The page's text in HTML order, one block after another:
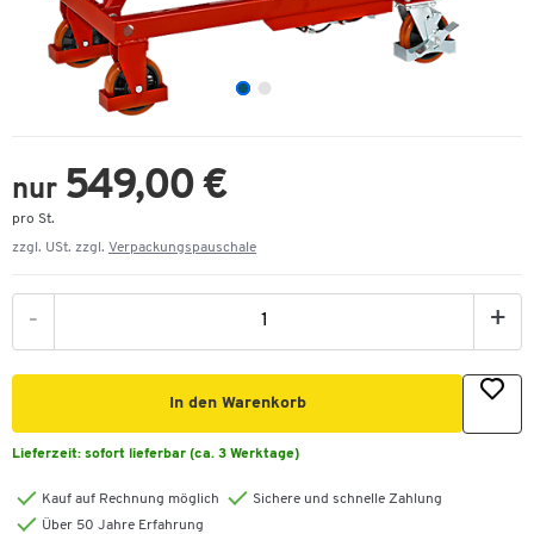
nur 549,00 €
pro St.
zzgl. USt. zzgl. Verpackungspauschale
- +
In den Warenkorb
Lieferzeit: sofort lieferbar (ca. 3 Werktage)
Kauf auf Rechnung möglich
Sichere und schnelle Zahlung
Über 50 Jahre Erfahrung